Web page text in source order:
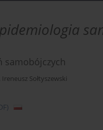
samobójczych
Ireneusz Sołtyszewski